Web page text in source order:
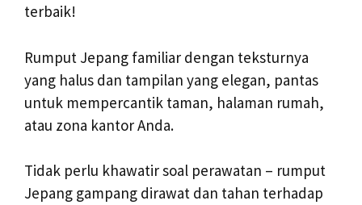
terbaik!
Rumput Jepang familiar dengan teksturnya
yang halus dan tampilan yang elegan, pantas
untuk mempercantik taman, halaman rumah,
atau zona kantor Anda.
Tidak perlu khawatir soal perawatan – rumput
Jepang gampang dirawat dan tahan terhadap